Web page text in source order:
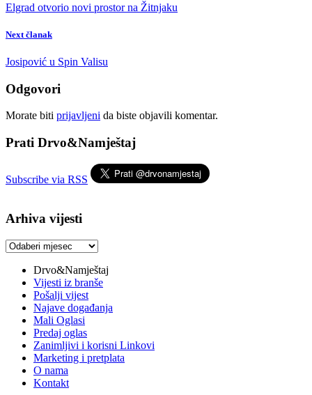
Elgrad otvorio novi prostor na Žitnjaku
Next članak
Josipović u Spin Valisu
Odgovori
Morate biti prijavljeni da biste objavili komentar.
Prati Drvo&Namještaj
Subscribe via RSS
Arhiva vijesti
Arhiva
Drvo&Namještaj
Vijesti iz branše
Pošalji vijest
Najave događanja
Mali Oglasi
Predaj oglas
Zanimljivi i korisni Linkovi
Marketing i pretplata
O nama
Kontakt